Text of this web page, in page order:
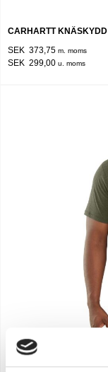
CARHARTT KNÄSKYDD
SEK 373,75 m. moms
SEK 299,00 u. moms